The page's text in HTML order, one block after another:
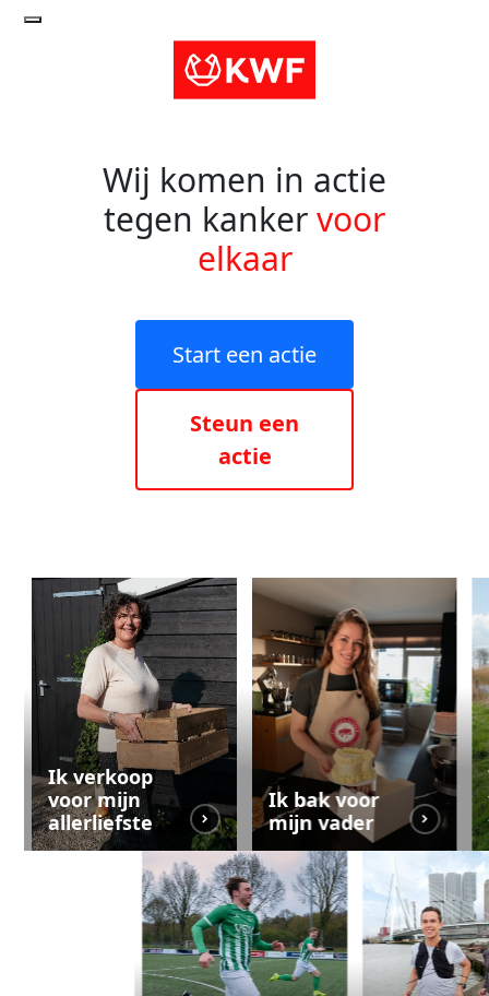
Wij komen in actie
tegen kankervoor
elkaar
Start een actie
Steun een
actie
Ik verkoop
voor mijn
allerliefste
Ik bak voor
mijn vader